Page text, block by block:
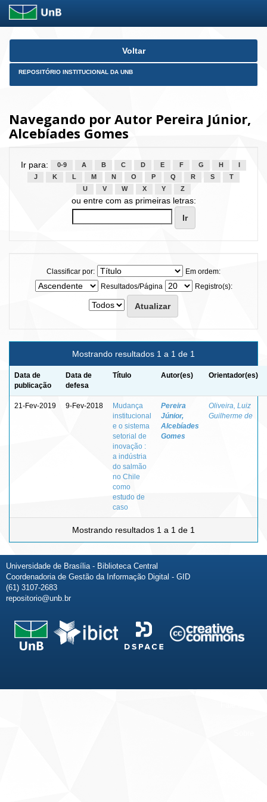
Skip
Voltar
REPOSITÓRIO INSTITUCIONAL DA UNB
Navegando por Autor Pereira Júnior,
Alcebíades Gomes
Ir para: 0-9 A B C D E F G H
J
K L M N O P Q R S
T
U
V W X Y Z
ou entre com as primeiras letras:
Classificar por:
Em ordem:
Resultados/Página
Registro(s):
Mostrando resultados 1 a 1 de 1
Data de
publicação
Data de
defesa
Título Autor(es) Orientador(es)
21-Fev-2019 9-Fev-2018
Mudança
institucional
e o sistema
setorial de
inovação :
a indústria
do salmão
no Chile
como
estudo de
caso
Pereira
Júnior,
Alcebíades
Gomes
Oliveira, Luiz
Guilherme de
Mostrando resultados 1 a 1 de 1
Universidade de Brasília - Biblioteca Central
Coordenadoria de Gestão da Informação Digital - GID
(61) 3107-2683
repositorio@unb.br